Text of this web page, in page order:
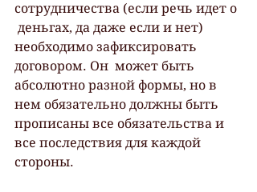
сотрудничества (если речь идет о
деньгах, да даже если и нет)
необходимо зафиксировать
договором. Он  может быть
абсолютно разной формы, но в
нем обязательно должны быть
прописаны все обязательства и
все последствия для каждой
стороны.